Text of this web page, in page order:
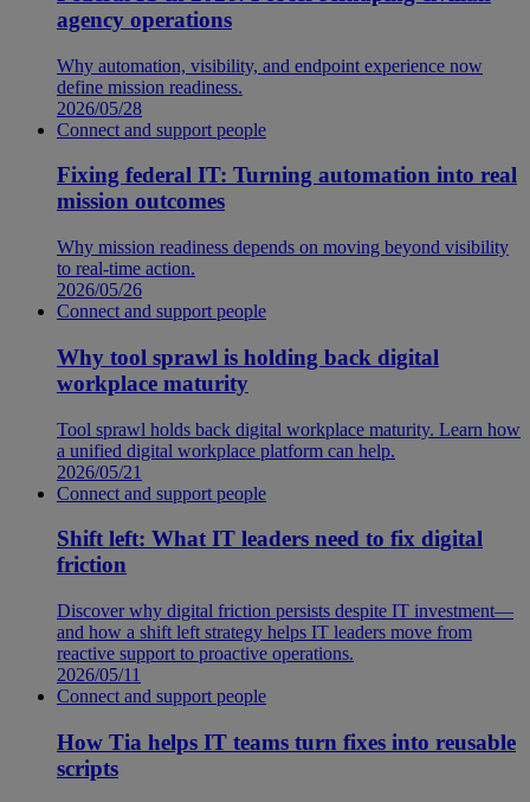
agency operations
Why automation, visibility, and endpoint experience now
define mission readiness.
2026/05/28
Connect and support people
Fixing federal IT: Turning automation into real
mission outcomes
Why mission readiness depends on moving beyond visibility
to real-time action.
2026/05/26
Connect and support people
Why tool sprawl is holding back digital
workplace maturity
Tool sprawl holds back digital workplace maturity. Learn how
a unified digital workplace platform can help.
2026/05/21
Connect and support people
Shift left: What IT leaders need to fix digital
friction
Discover why digital friction persists despite IT investment—
and how a shift left strategy helps IT leaders move from
reactive support to proactive operations.
2026/05/11
Connect and support people
How Tia helps IT teams turn fixes into reusable
scripts